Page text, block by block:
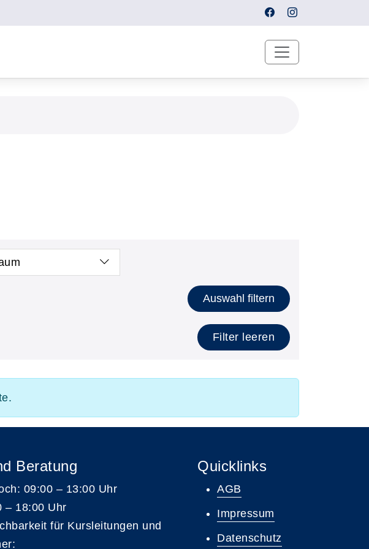
Auswahl filtern
Filter leeren
Beratung
09:00 – 13:00 Uhr
– 18:00 Uhr
für Kursleitungen und
Quicklinks
AGB
Impressum
Datenschutz